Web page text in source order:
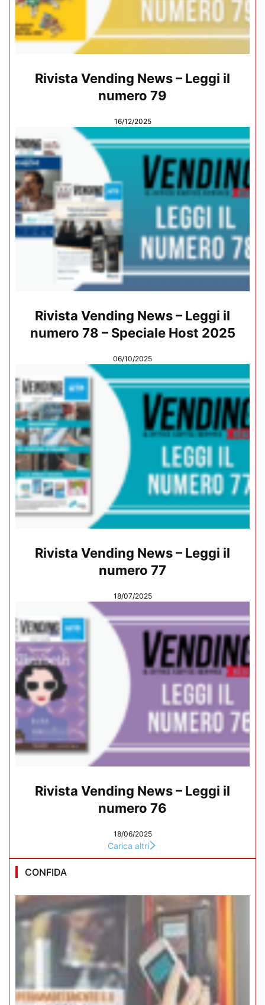
Rivista Vending News – Leggi il
numero 79
16/12/2025
Rivista Vending News – Leggi il
numero 78 – Speciale Host 2025
06/10/2025
Rivista Vending News – Leggi il
numero 77
18/07/2025
Rivista Vending News – Leggi il
numero 76
18/06/2025
Carica altri
CONFIDA